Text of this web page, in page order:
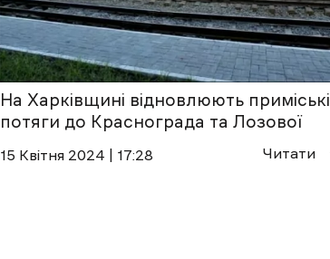
На Харківщині відновлюють приміські
потяги до Краснограда та Лозової
15 Квітня 2024 | 17:28 Читати